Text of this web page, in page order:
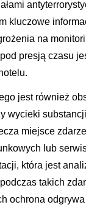
kluczowe
na
presją czasu
jest również
wycieki
miejsce
lub
która jest
takich
ochrona